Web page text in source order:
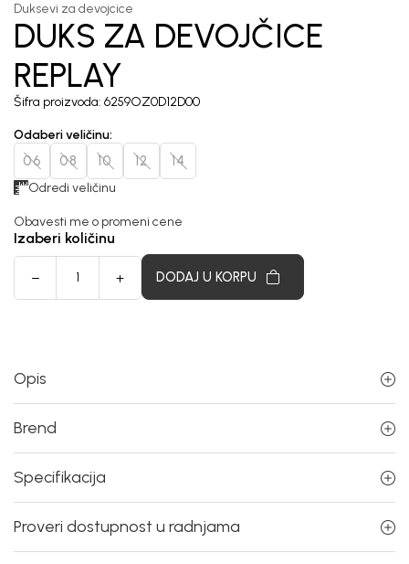
Duksevi za devojcice
DUKS ZA DEVOJČICE
REPLAY
Šifra proizvoda: 6259OZ0D12D00
Odaberi veličinu:
06 08 10 12 14
Odredi veličinu
Obavesti me o promeni cene
Izaberi količinu
DODAJ U KORPU
Opis
Brend
Specifikacija
Proveri dostupnost u radnjama